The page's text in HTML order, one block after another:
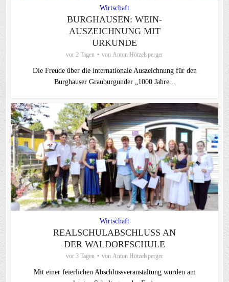
Wirtschaft
BURGHAUSEN: WEIN-
AUSZEICHNUNG MIT
URKUNDE
vor 2 Tagen von Anton Hötzelsperger
Die Freude über die internationale Auszeichnung für den
Burghauser Grauburgunder „1000 Jahre...
Wirtschaft
REALSCHULABSCHLUSS AN
DER WALDORFSCHULE
vor 3 Tagen von Anton Hötzelsperger
Mit einer feierlichen Abschlussveranstaltung wurden am